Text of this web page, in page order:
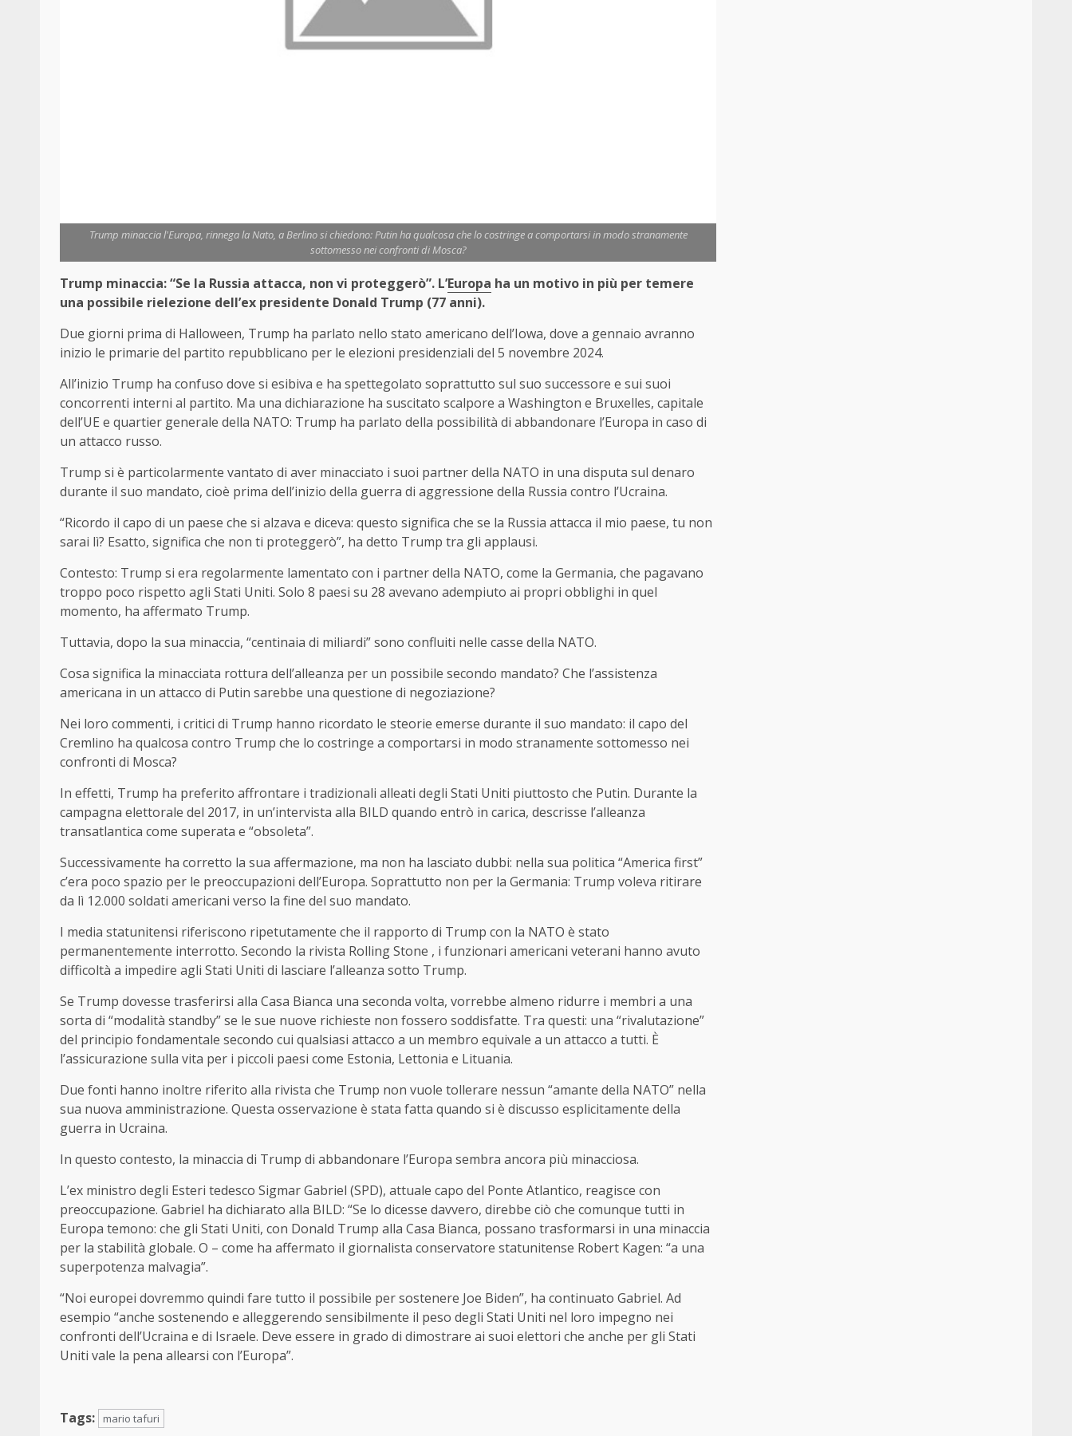
Trump minaccia l'Europa, rinnega la Nato, a Berlino si chiedono: Putin ha qualcosa che lo costringe a comportarsi in modo stranamente
sottomesso nei confronti di Mosca?
Trump minaccia: “Se la Russia attacca, non vi proteggerò”. L’Europa ha un motivo in più per temere
una possibile rielezione dell’ex presidente Donald Trump (77 anni).
Due giorni prima di Halloween, Trump ha parlato nello stato americano dell’Iowa, dove a gennaio avranno
inizio le primarie del partito repubblicano per le elezioni presidenziali del 5 novembre 2024.
All’inizio Trump ha confuso dove si esibiva e ha spettegolato soprattutto sul suo successore e sui suoi
concorrenti interni al partito. Ma una dichiarazione ha suscitato scalpore a Washington e Bruxelles, capitale
dell’UE e quartier generale della NATO: Trump ha parlato della possibilità di abbandonare l’Europa in caso di
un attacco russo.
Trump si è particolarmente vantato di aver minacciato i suoi partner della NATO in una disputa sul denaro
durante il suo mandato, cioè prima dell’inizio della guerra di aggressione della Russia contro l’Ucraina.
“Ricordo il capo di un paese che si alzava e diceva: questo significa che se la Russia attacca il mio paese, tu non
sarai lì? Esatto, significa che non ti proteggerò”, ha detto Trump tra gli applausi.
Contesto: Trump si era regolarmente lamentato con i partner della NATO, come la Germania, che pagavano
troppo poco rispetto agli Stati Uniti. Solo 8 paesi su 28 avevano adempiuto ai propri obblighi in quel
momento, ha affermato Trump.
Tuttavia, dopo la sua minaccia, “centinaia di miliardi” sono confluiti nelle casse della NATO.
Cosa significa la minacciata rottura dell’alleanza per un possibile secondo mandato? Che l’assistenza
americana in un attacco di Putin sarebbe una questione di negoziazione?
Nei loro commenti, i critici di Trump hanno ricordato le steorie emerse durante il suo mandato: il capo del
Cremlino ha qualcosa contro Trump che lo costringe a comportarsi in modo stranamente sottomesso nei
confronti di Mosca?
In effetti, Trump ha preferito affrontare i tradizionali alleati degli Stati Uniti piuttosto che Putin. Durante la
campagna elettorale del 2017, in un’intervista alla BILD quando entrò in carica, descrisse l’alleanza
transatlantica come superata e “obsoleta”.
Successivamente ha corretto la sua affermazione, ma non ha lasciato dubbi: nella sua politica “America first”
c’era poco spazio per le preoccupazioni dell’Europa. Soprattutto non per la Germania: Trump voleva ritirare
da lì 12.000 soldati americani verso la fine del suo mandato.
I media statunitensi riferiscono ripetutamente che il rapporto di Trump con la NATO è stato
permanentemente interrotto. Secondo la rivista Rolling Stone , i funzionari americani veterani hanno avuto
difficoltà a impedire agli Stati Uniti di lasciare l’alleanza sotto Trump.
Se Trump dovesse trasferirsi alla Casa Bianca una seconda volta, vorrebbe almeno ridurre i membri a una
sorta di “modalità standby” se le sue nuove richieste non fossero soddisfatte. Tra questi: una “rivalutazione”
del principio fondamentale secondo cui qualsiasi attacco a un membro equivale a un attacco a tutti. È
l’assicurazione sulla vita per i piccoli paesi come Estonia, Lettonia e Lituania.
Due fonti hanno inoltre riferito alla rivista che Trump non vuole tollerare nessun “amante della NATO” nella
sua nuova amministrazione. Questa osservazione è stata fatta quando si è discusso esplicitamente della
guerra in Ucraina.
In questo contesto, la minaccia di Trump di abbandonare l’Europa sembra ancora più minacciosa.
L’ex ministro degli Esteri tedesco Sigmar Gabriel (SPD), attuale capo del Ponte Atlantico, reagisce con
preoccupazione. Gabriel ha dichiarato alla BILD: “Se lo dicesse davvero, direbbe ciò che comunque tutti in
Europa temono: che gli Stati Uniti, con Donald Trump alla Casa Bianca, possano trasformarsi in una minaccia
per la stabilità globale. O – come ha affermato il giornalista conservatore statunitense Robert Kagen: “a una
superpotenza malvagia”.
“Noi europei dovremmo quindi fare tutto il possibile per sostenere Joe Biden”, ha continuato Gabriel. Ad
esempio “anche sostenendo e alleggerendo sensibilmente il peso degli Stati Uniti nel loro impegno nei
confronti dell’Ucraina e di Israele. Deve essere in grado di dimostrare ai suoi elettori che anche per gli Stati
Uniti vale la pena allearsi con l’Europa”.
Tags: mario tafuri